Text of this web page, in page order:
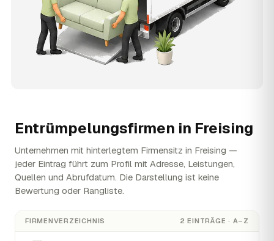
Entrümpelungsfirmen in Freising
Unternehmen mit hinterlegtem Firmensitz in Freising —
jeder Eintrag führt zum Profil mit Adresse, Leistungen,
Quellen und Abrufdatum. Die Darstellung ist keine
Bewertung oder Rangliste.
FIRMENVERZEICHNIS 2 EINTRÄGE · A–Z